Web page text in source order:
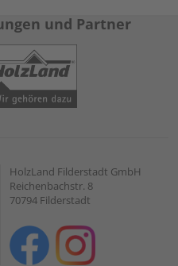
und Partner
HolzLand Filderstadt GmbH
Reichenbachstr. 8
70794 Filderstadt